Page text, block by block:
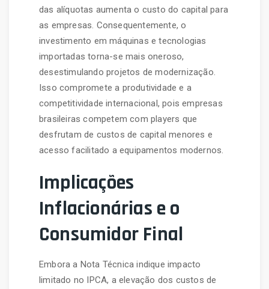
das alíquotas aumenta o custo do capital para
as empresas. Consequentemente, o
investimento em máquinas e tecnologias
importadas torna-se mais oneroso,
desestimulando projetos de modernização.
Isso compromete a produtividade e a
competitividade internacional, pois empresas
brasileiras competem com players que
desfrutam de custos de capital menores e
acesso facilitado a equipamentos modernos.
Implicações
Inflacionárias e o
Consumidor Final
Embora a Nota Técnica indique impacto
limitado no IPCA, a elevação dos custos de